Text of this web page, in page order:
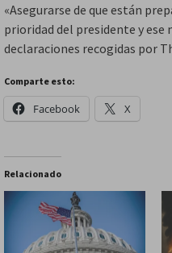
«Asegurarse de que están
prioridad del presidente y ese
declaraciones recogidas por
Comparte esto:
Facebook X
Relacionado